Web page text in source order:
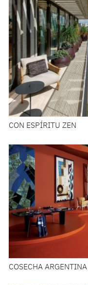
CON ESPÍRITU ZEN
COSECHA ARGENTINA